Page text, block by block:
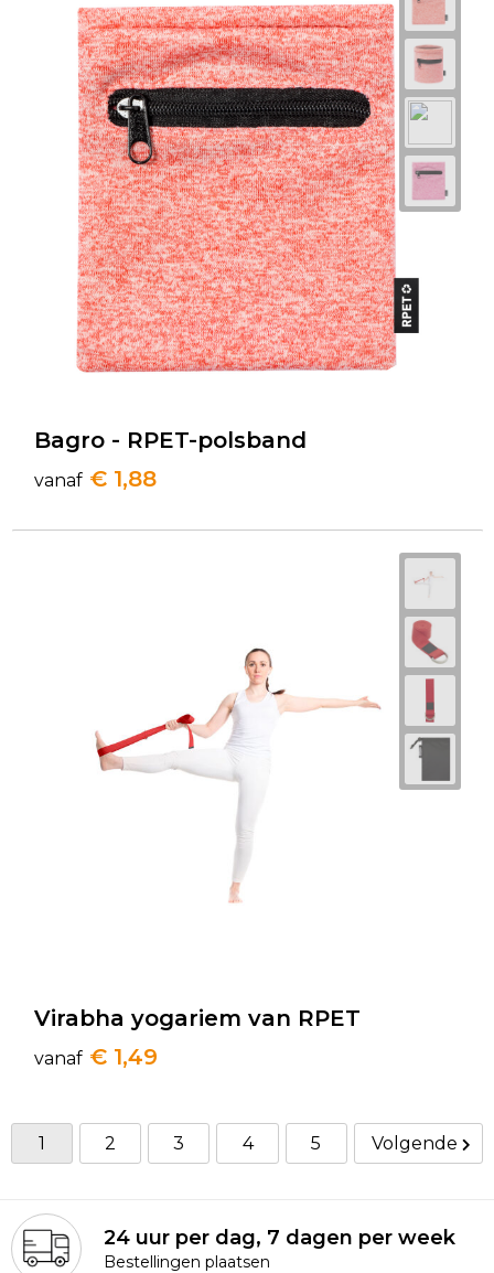
Bagro - RPET-polsband
vanaf € 1,88
Virabha yogariem van RPET
vanaf € 1,49
1 2 3 4 5 Volgende
24 uur per dag, 7 dagen per week
Bestellingen plaatsen